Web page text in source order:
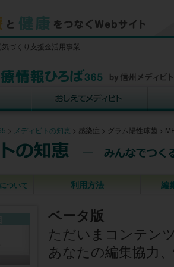
づくり支援金活用事業
> メディビトの知恵 > 感染症 > グラム陽性球菌 >
ついて 利用方法 編
ベータ版
ただいまコンテン
あなたの編集協力